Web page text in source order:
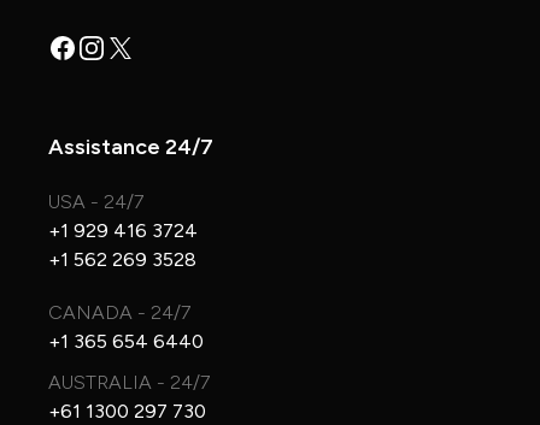
Facebook
Instagram
X
Assistance 24/7
USA - 24/7
+1 929 416 3724
+1 562 269 3528
CANADA - 24/7
+1 365 654 6440
AUSTRALIA - 24/7
+61 1300 297 730